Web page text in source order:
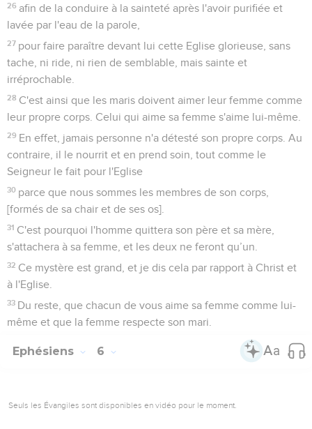
26 afin de la conduire à la sainteté après l'avoir purifiée et
lavée par l'eau de la parole,
27 pour faire paraître devant lui cette Eglise glorieuse, sans
tache, ni ride, ni rien de semblable, mais sainte et
irréprochable.
28 C'est ainsi que les maris doivent aimer leur femme comme
leur propre corps. Celui qui aime sa femme s'aime lui-même.
29 En effet, jamais personne n'a détesté son propre corps. Au
contraire, il le nourrit et en prend soin, tout comme le
Seigneur le fait pour l'Eglise
30 parce que nous sommes les membres de son corps,
[formés de sa chair et de ses os].
31 C'est pourquoi l'homme quittera son père et sa mère,
s'attachera à sa femme, et les deux ne feront qu’un.
32 Ce mystère est grand, et je dis cela par rapport à Christ et
à l'Eglise.
33 Du reste, que chacun de vous aime sa femme comme lui-
même et que la femme respecte son mari.
Ephésiens 6
Seuls les Évangiles sont disponibles en vidéo pour le moment.